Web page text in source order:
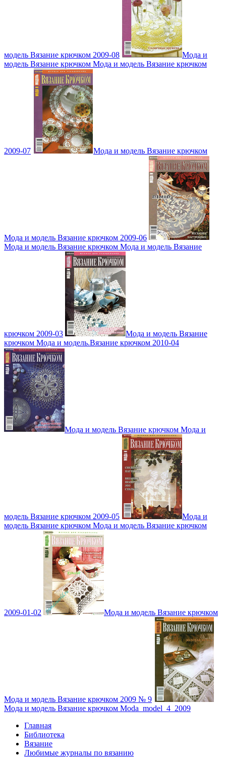
модель Вязание крючком 2009-08
Мода и
модель Вязание крючком Мода и модель Вязание крючком
2009-07 Мода и модель Вязание крючком
Мода и модель Вязание крючком 2009-06
Мода и модель Вязание крючком Мода и модель Вязание
крючком 2009-03
Мода и модель Вязание
крючком Мода и модель.Вязание крючком 2010-04
Мода и модель Вязание крючком Мода и
модель Вязание крючком 2009-05
Мода и
модель Вязание крючком Мода и модель Вязание крючком
2009-01-02 Мода и модель Вязание крючком
Мода и модель Вязание крючком 2009 № 9
Мода и модель Вязание крючком Moda_model_4_2009
Главная
Библиотека
Вязание
Любимые журналы по вязанию